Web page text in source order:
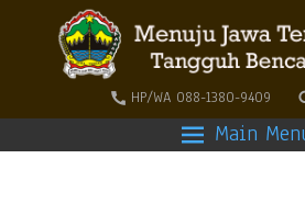
HP/WA 088-1380-9409
Main